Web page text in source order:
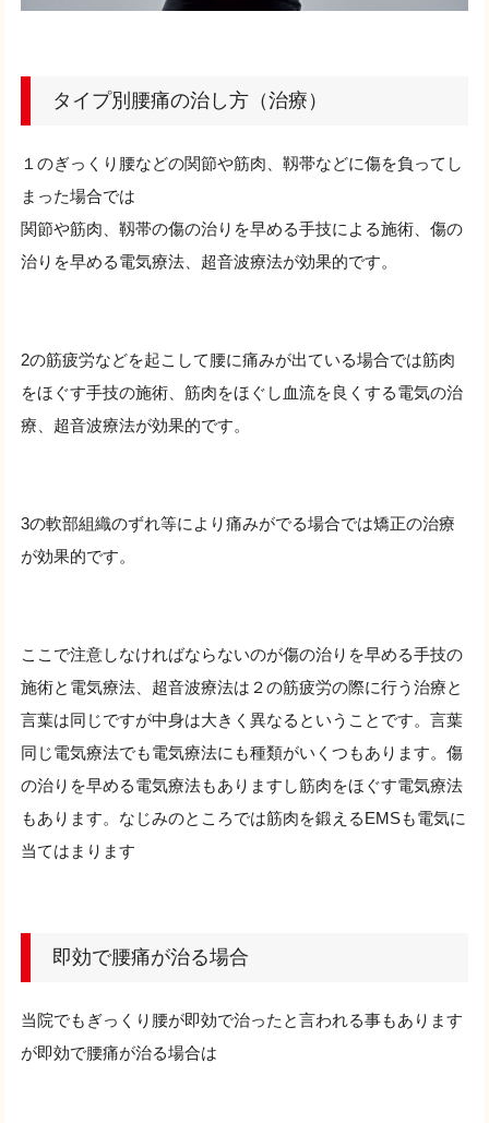
タイプ別腰痛の治し方（治療）
１のぎっくり腰などの関節や筋肉、靱帯などに傷を負ってし
まった場合では
関節や筋肉、靱帯の傷の治りを早める手技による施術、傷の
治りを早める電気療法、超音波療法が効果的です。
2の筋疲労などを起こして腰に痛みが出ている場合では筋肉
をほぐす手技の施術、筋肉をほぐし血流を良くする電気の治
療、超音波療法が効果的です。
3の軟部組織のずれ等により痛みがでる場合では矯正の治療
が効果的です。
ここで注意しなければならないのが傷の治りを早める手技の
施術と電気療法、超音波療法は２の筋疲労の際に行う治療と
言葉は同じですが中身は大きく異なるということです。言葉
同じ電気療法でも電気療法にも種類がいくつもあります。傷
の治りを早める電気療法もありますし筋肉をほぐす電気療法
もあります。なじみのところでは筋肉を鍛えるEMSも電気に
当てはまります
即効で腰痛が治る場合
当院でもぎっくり腰が即効で治ったと言われる事もあります
が即効で腰痛が治る場合は